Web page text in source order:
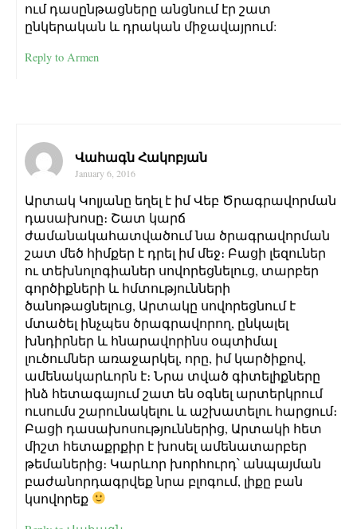
ում դասընթացները անցնում էր շատ
ընկերական և դրական միջավայրում:
Reply to Armen
Վահագն Հակոբյան
January 6, 2016
Արտակ Կոլյանը եղել է իմ Վեբ Ծրագրավորման
դասախոսը։ Շատ կարճ
ժամանակահատվածում նա ծրագրավորման
շատ մեծ հիմքեր է դրել իմ մեջ։ Բացի լեզուներ
ու տեխնոլոգիաներ սովորեցնելուց, տարբեր
գործիքների և հմտությունների
ծանոթացնելուց, Արտակը սովորեցնում է
մտածել ինչպես ծրագրավորող, ընկալել
խնդիրներ և հնարավորինս օպտիմալ
լուծումներ առաջարկել, որը, իմ կարծիքով,
ամենակարևորն է։ Նրա տված գիտելիքները
ինձ հետագայում շատ են օգնել արտերկրում
ուսումս շարունակելու և աշխատելու հարցում։
Բացի դասախոսություններից, Արտակի հետ
միշտ հետաքրքիր է խոսել ամենատարբեր
թեմաներից։ Կարևոր խորհուրդ՝ անպայման
բաժանորդագրվեք նրա բլոգում, լիքը բան
կսովորեք